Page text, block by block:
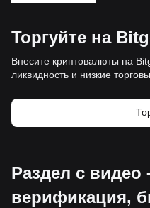
Торгуйте на
Внесите криптовалюты на
ликвидность и низкие
Раздел с видео
верификация,